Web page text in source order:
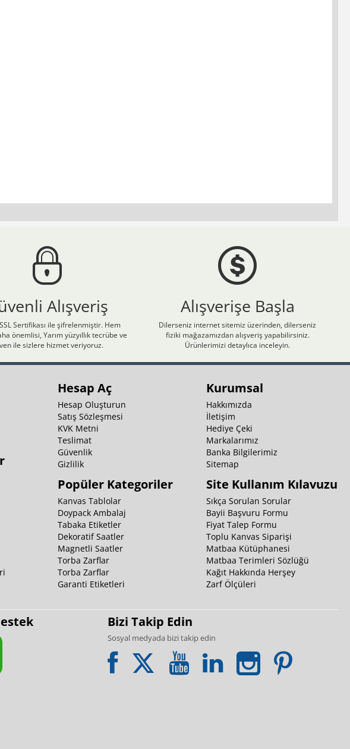
Alışveriş
Sertifikası ile şifrelenmiştir. Hem
önemlisi, Yarım yüzyıllık tecrübe ve
ile sizlere hizmet veriyoruz.
Alışverişe Başla
Dilerseniz internet sitemiz üzerinden, dilerseniz
fiziki mağazamızdan alışveriş yapabilirsiniz.
Ürünlerimizi detaylıca inceleyin.
Hesap Aç
Hesap Oluşturun
Satış Sözleşmesi
KVK Metni
Teslimat
Güvenlik
Gizlilik
Popüler Kategoriler
Kanvas Tablolar
Doypack Ambalaj
Tabaka Etiketler
Dekoratif Saatler
Magnetli Saatler
Torba Zarflar
Torba Zarflar
Garanti Etiketleri
Kurumsal
Hakkımızda
İletişim
Hediye Çeki
Markalarımız
Banka Bilgilerimiz
Sitemap
Site Kullanım Kılavuzu
Sıkça Sorulan Sorular
Bayii Başvuru Formu
Fiyat Talep Formu
Toplu Kanvas Siparişi
Matbaa Kütüphanesi
Matbaa Terimleri Sözlüğü
Kağıt Hakkında Herşey
Zarf Ölçüleri
Bizi Takip Edin
Sosyal medyada bizi takip edin